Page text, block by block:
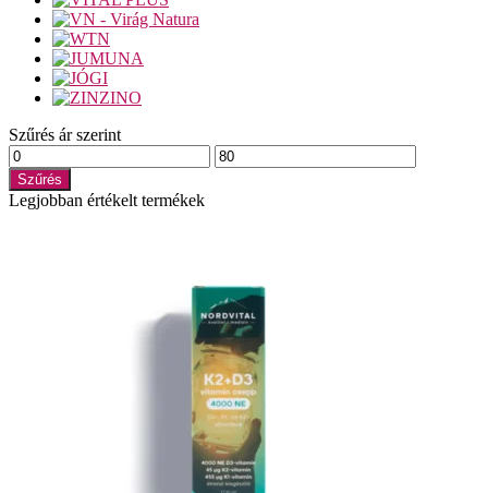
Szűrés ár szerint
Min
ár
Max
ár
Szűrés
Legjobban értékelt termékek